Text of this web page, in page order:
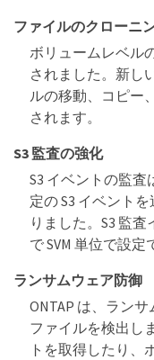
ファイルのクローニ
ボリュームレベル
されました。新し
ルの移動、コピー
されます。
S3 監査の強化
S3 イベントの監
定の S3 イベント
りました。S3 監
で SVM 単位で設定
ランサムウェア防御
ONTAP は、ラン
ファイルを検出し
トを取得したり、